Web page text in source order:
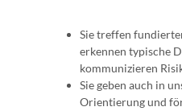
Sie treffen
erkennen typische
kommunizieren
Sie geben auch in
Orientierung und